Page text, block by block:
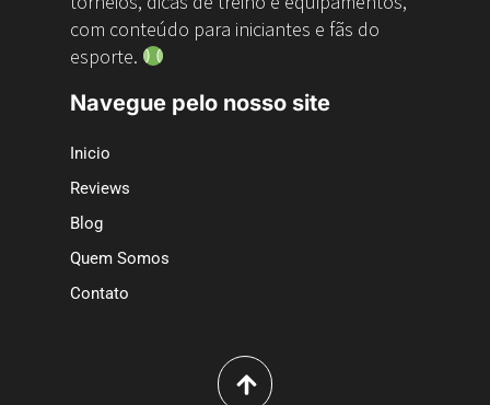
com conteúdo para iniciantes e fãs do
esporte.
Navegue pelo nosso site
Inicio
Reviews
Blog
Quem Somos
Contato